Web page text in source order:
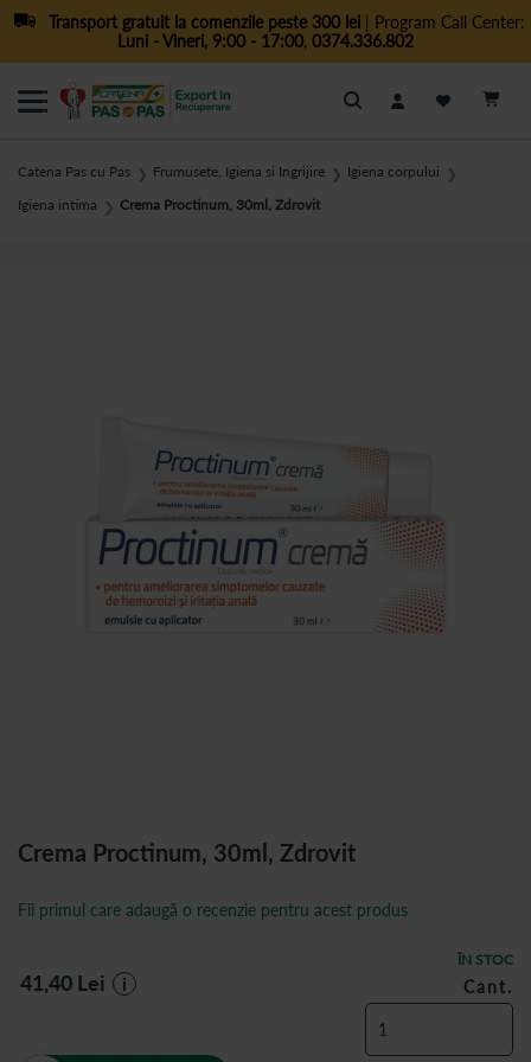
Transport gratuit la comenzile peste 300 lei| Program Call Center:
Luni - Vineri, 9:00 - 17:00, 0374.336.802
Cautare
Catena Pas cu Pas ❯ Frumusete, Igiena si Ingrijire ❯ Igiena corpului ❯
Igiena intima ❯ Crema Proctinum, 30ml, Zdrovit
Crema Proctinum, 30ml, Zdrovit
ÎN STOC
Fii primul care adaugă o recenzie pentru acest produs
41,40 Lei i Cant.